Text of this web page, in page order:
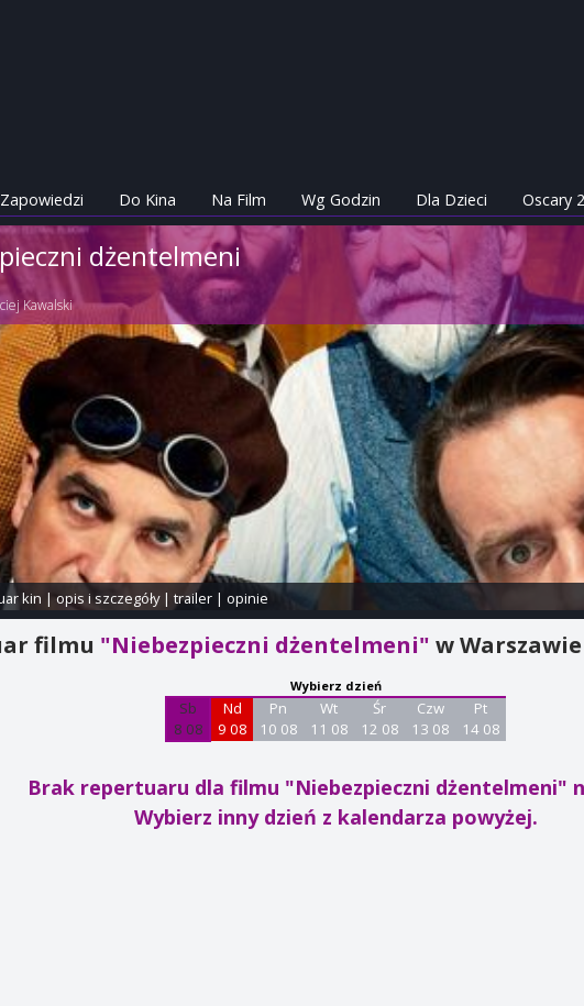
Zapowiedzi Do Kina Na Film Wg Godzin Dla Dzieci Oscary
dżentelmeni
Kawalski
kin | opis i szczegóły| trailer| opinie
filmu "Niebezpieczni dżentelmeni"w Warszawie
Wybierz dzień
Sb
8 08
Nd
9 08
Pn
10 08
Wt
11 08
Śr
12 08
Czw
13 08
Pt
14 08
Brak repertuaru dla filmu "Niebezpieczni dżentelmeni"
Wybierz inny dzień z kalendarza powyżej.